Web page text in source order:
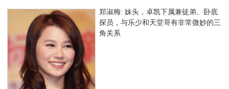
郑淑梅: 妹头，卓凯下属兼徒弟、卧底
探员，与乐少和天堂哥有非常微妙的三
角关系